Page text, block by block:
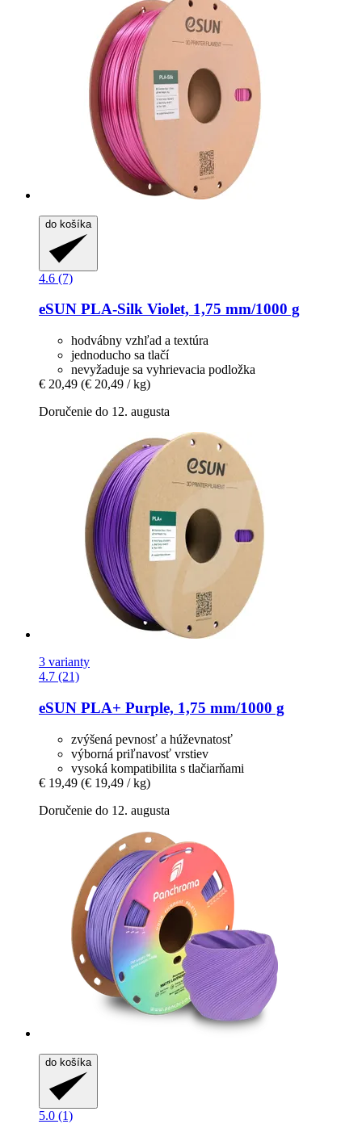
do košíka
4.6 (7)
eSUN PLA-​Silk Violet, 1,75 mm/1000 g
hodvábny vzhľad a textúra
jednoducho sa tlačí
nevyžaduje sa vyhrievacia podložka
€ 20,49 (€ 20,49 / kg)
Doručenie do 12. augusta
3 varianty
4.7 (21)
eSUN PLA+ Purple, 1,75 mm/1000 g
zvýšená pevnosť a húževnatosť
výborná priľnavosť vrstiev
vysoká kompatibilita s tlačiarňami
€ 19,49 (€ 19,49 / kg)
Doručenie do 12. augusta
do košíka
5.0 (1)